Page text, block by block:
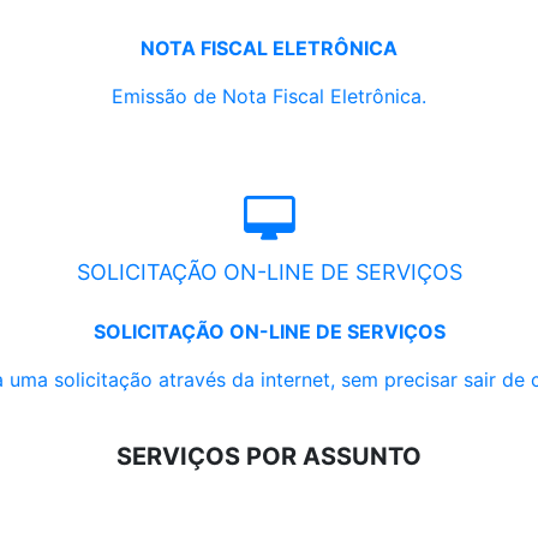
NOTA FISCAL ELETRÔNICA
Emissão de Nota Fiscal Eletrônica.
SOLICITAÇÃO ON-LINE DE SERVIÇOS
SOLICITAÇÃO ON-LINE DE SERVIÇOS
uma solicitação através da internet, sem precisar sair de
SERVIÇOS POR ASSUNTO